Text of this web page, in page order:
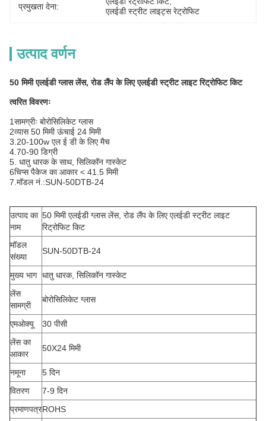
प्रमुखता देना:
एलईडी स्ट्रीट लाइट्स रेट्रोफिट
उत्पाद वर्णन
50 मिमी एलईडी ग्लास लेंस, रोड लैंप के लिए एलईडी स्ट्रीट लाइट रिट्रोफिट किट
त्वरित विवरणः
1सामग्रीः बोरोसिलिकेट ग्लास
2व्यास 50 मिमी ऊंचाई 24 मिमी
3.20-100w एल ई डी के लिए मैच
4.70-90 डिग्री
5. धातु धारक के साथ, सिलिकॉन गास्केट
6चिप्स पैकेज का आकार < 41.5 मिमी
7.मॉडल नं.:SUN-50DTB-24
उत्पाद का
नाम
50 मिमी एलईडी ग्लास लेंस, रोड लैंप के लिए एलईडी स्ट्रीट लाइट
रिट्रोफिट किट
मॉडल
संख्या
SUN-50DTB-24
मुख्य भाग धातु धारक, सिलिकॉन गास्केट
लेंस
सामग्री
बोरोसिलिकेट ग्लास
एमओक्यू
30 पीसी
लेंस का
आकार
50X24 मिमी
नमूना
5 दिन
वितरण
7-9 दिन
प्रमाणपत्रROHS